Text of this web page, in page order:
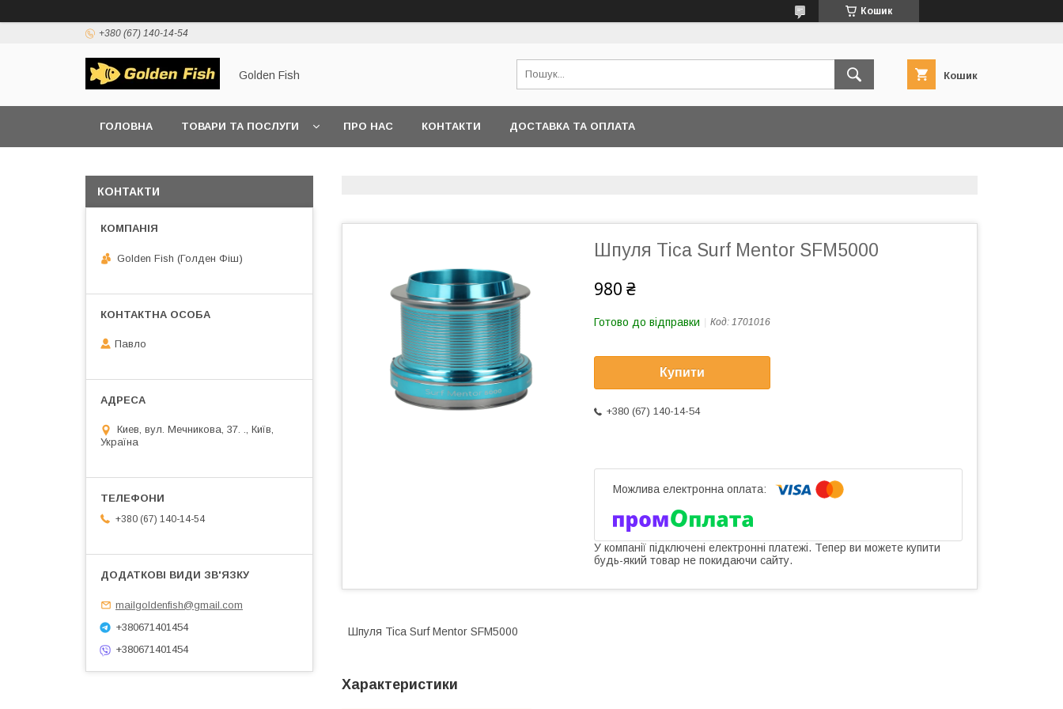
Кошик
+380 (67) 140-14-54
Golden Fish Кошик
ГОЛОВНА ТОВАРИ ТА ПОСЛУГИ ПРО НАС КОНТАКТИ ДОСТАВКА ТА ОПЛАТА
Шпуля Tica Surf Mentor SFM5000
980 ₴
Готово до відправки Код: 1701016
Купити
+380 (67) 140-14-54
У компанії підключені електронні платежі. Тепер ви можете купити
будь-який товар не покидаючи сайту.
Шпуля Tica Surf Mentor SFM5000
Характеристики
КОНТАКТИ
Golden Fish (Голден Фіш)
Павло
Киев, вул. Мечникова, 37. ., Київ,
Україна
+380 (67) 140-14-54
mailgoldenfish@gmail.com
+380671401454
+380671401454